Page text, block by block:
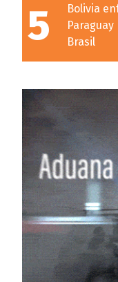
5
Bolivia
Brasil